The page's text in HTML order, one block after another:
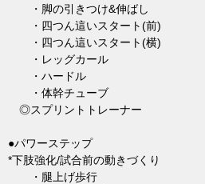
・脚の引きつけ&伸ばし
・四つん這いスタート(前)
・四つん這いスタート(横)
・レッグカール
・ハードル
・体幹チューブ
◎スプリントトレーナー
●パワーステップ
*下肢強化/試合前の動きづくり
・腿上げ歩行